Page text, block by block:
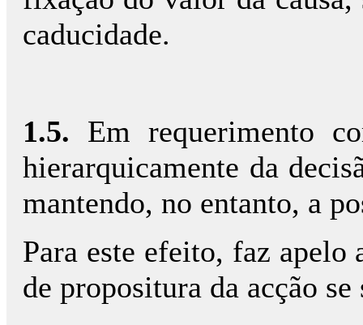
caducidade.
1.5. Em requerimento
hierarquicamente da
mantendo, no entanto, a
Para este efeito, faz
de propositura da acção